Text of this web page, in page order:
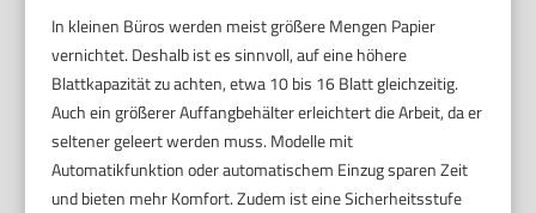
In kleinen Büros werden meist größere Mengen Papier
vernichtet. Deshalb ist es sinnvoll, auf eine höhere
Blattkapazität zu achten, etwa 10 bis 16 Blatt gleichzeitig.
Auch ein größerer Auffangbehälter erleichtert die Arbeit, da er
seltener geleert werden muss. Modelle mit
Automatikfunktion oder automatischem Einzug sparen Zeit
und bieten mehr Komfort. Zudem ist eine Sicherheitsstufe